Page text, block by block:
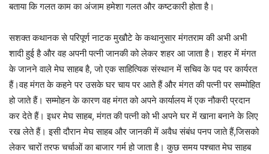
बताया कि गलत काम का अंजाम हमेशा गलत और कष्टकारी होता है।
सशक्त कथानक से परिपूर्ण नाटक मुखौटे के कथानुसार मंगतराम की अभी अभी
शादी हुई है और वह अपनी पत्नी जानकी को लेकर शहर आ जाता है। शहर में मंगत
के जानने वाले मेघ साहब है, जो एक साहित्यिक संस्थान में सचिव के पद पर कार्यरत
हैं।वह मंगत के कहने पर उसके घर चाय पर आते हैं और मंगत की पत्नी पर सम्मोहित
हो जाते हैं। सम्मोहन के कारण वह मंगत को अपने कार्यालय में एक नौकरी प्रदान
कर देते हैं। इधर मेघ साहब, मंगत की पत्नी को भी अपने घर में खाना बनाने के लिए
रख लेते हैं। इसी दौरान मेघ साहब और जानकी में अवैध संबंध पनप जाते हैं,जिसको
लेकर चारों तरफ चर्चाओं का बाजार गर्म हो जाता है। कुछ समय पश्चात मेघ साहब